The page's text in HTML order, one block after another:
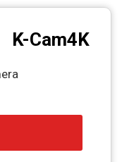
K-Cam4K